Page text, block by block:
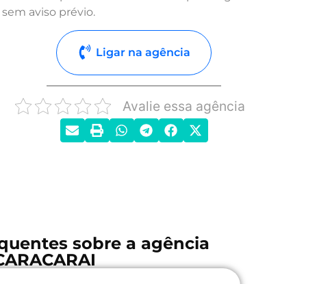
sem aviso prévio.
Ligar na agência
Avalie essa agência
sobre a agência